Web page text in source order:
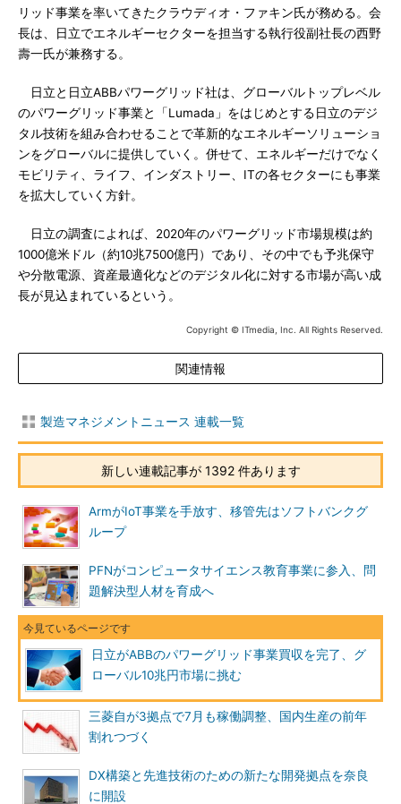
リッド事業を率いてきたクラウディオ・ファキン氏が務める。会
長は、日立でエネルギーセクターを担当する執行役副社長の西野
壽一氏が兼務する。
日立と日立ABBパワーグリッド社は、グローバルトップレベル
のパワーグリッド事業と「Lumada」をはじめとする日立のデジ
タル技術を組み合わせることで革新的なエネルギーソリューショ
ンをグローバルに提供していく。併せて、エネルギーだけでなく
モビリティ、ライフ、インダストリー、ITの各セクターにも事業
を拡大していく方針。
日立の調査によれば、2020年のパワーグリッド市場規模は約
1000億米ドル（約10兆7500億円）であり、その中でも予兆保守
や分散電源、資産最適化などのデジタル化に対する市場が高い成
長が見込まれているという。
Copyright © ITmedia, Inc. All Rights Reserved.
関連情報
製造マネジメントニュース 連載一覧
新しい連載記事が 1392 件あります
ArmがIoT事業を手放す、移管先はソフトバンクグ
ループ
PFNがコンピュータサイエンス教育事業に参入、問
題解決型人材を育成へ
日立がABBのパワーグリッド事業買収を完了、グ
ローバル10兆円市場に挑む
三菱自が3拠点で7月も稼働調整、国内生産の前年
割れつづく
DX構築と先進技術のための新たな開発拠点を奈良
に開設